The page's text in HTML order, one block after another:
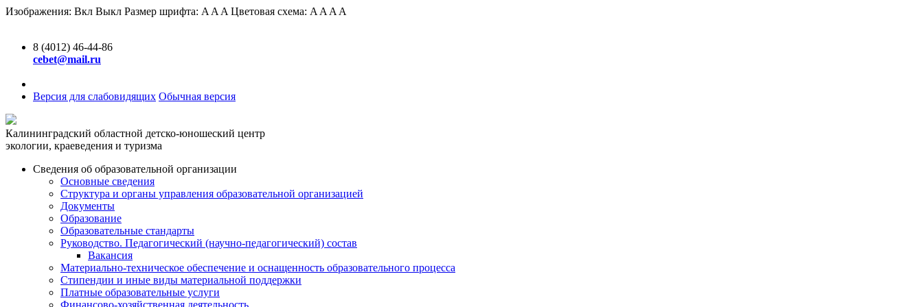
Изображения: Вкл Выкл Размер шрифта: A A A Цветовая схема: A A A A
8 (4012) 46-44-86
cebet@mail.ru
Версия для слабовидящих Обычная версия
Калининградский областной детско-юношеский центр
экологии, краеведения и туризма
Сведения об образовательной организации
Основные сведения
Структура и органы управления образовательной организацией
Документы
Образование
Образовательные стандарты
Руководство. Педагогический (научно-педагогический) состав
Вакансия
Материально-техническое обеспечение и оснащенность образовательного процесса
Стипендии и иные виды материальной поддержки
Платные образовательные услуги
Финансово-хозяйственная деятельность